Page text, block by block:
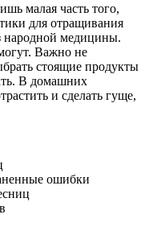
малая часть того,
для отращивания
народной медицины.
Важно не
стоящие продукты
В домашних
и сделать гуще,
ошибки